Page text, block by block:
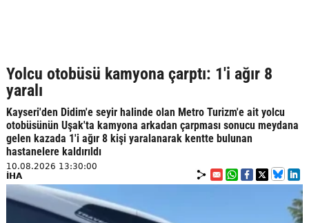
Yolcu otobüsü kamyona çarptı: 1'i ağır 8
yaralı
Kayseri'den Didim'e seyir halinde olan Metro Turizm'e ait yolcu
otobüsünün Uşak'ta kamyona arkadan çarpması sonucu meydana
gelen kazada 1'i ağır 8 kişi yaralanarak kentte bulunan
hastanelere kaldırıldı
10.08.2026 13:30:00
İHA